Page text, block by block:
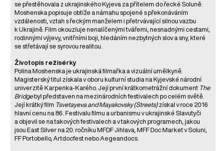
se přestěhovala z ukrajinského Kyjeva za přítelem do řecké Soluně.
Moshenska popisuje obtíže a námahu spojené s překonáváním
vzdálenosti, vztah s řeckým manželem i přetrvávající silnou vazbu
k Ukrajině. Film okouzluje nenalíčenými tvářemi, nesnadnými cestami,
rodinnými výjevy, vnitřními boji, hledáním nezbytných slov a sny, které
se střetávají se syrovou realitou.
Životopis režisérky
Polina Moshenska je ukrajinská filmařka a vizuální umělkyně.
Magisterský titul získala v oboru kulturní studia na Kyjevské národní
univerzitě Karpenka-Karého. Její první krátkometrážní dokument The
Bridgebyl představen na mezinárodních festivalech po celém světě.
Její krátký film Tsvetayeva and Mayakovsky (Streets)získal v roce 2016
hlavní cenu na 86. Festivalu filmu a urbanismu v ukrajinské Slavutyči
a objevil se na takových festivalech a v takových programech, jakou
jsou East Silver na 20. ročníku MFDF Jihlava, MFF Doc Market v Soluni,
FF Portobello, Artdocfest nebo Aegeandocs.